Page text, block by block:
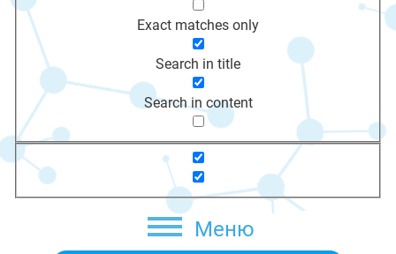
Exact matches only
Search in title
Search in content
Меню